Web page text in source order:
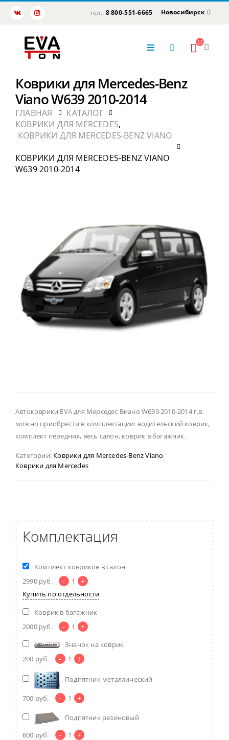
тел.: 8 800-551-6665 Новосибирск
Коврики для Mercedes-Benz
Viano W639 2010-2014
ГЛАВНАЯ
КАТАЛОГ
КОВРИКИ ДЛЯ MERCEDES,
КОВРИКИ ДЛЯ MERCEDES-BENZ VIANO
КОВРИКИ ДЛЯ MERCEDES-BENZ VIANO
W639 2010-2014
Автоковрики EVA для Мерседес Виано W639 2010-2014 г.в.
можно приобрести в комплектации: водительский коврик,
комплект передних, весь салон, коврик в багажник.
Категории: Коврики для Mercedes-Benz Viano,
Коврики для Mercedes
Комплектация
Комплект ковриков в салон
2990 руб. - 1 +
Купить по отдельности
Коврик в багажник
2000 руб. - 1 +
Значок на коврик
200 руб. - 1 +
Подпятник металлический
700 руб. - 1 +
Подпятник резиновый
600 руб. - 1 +